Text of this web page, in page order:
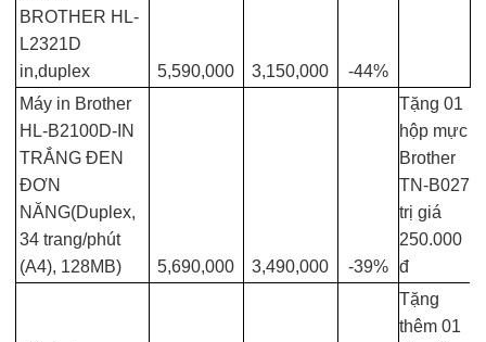
BROTHER HL-
L2321D
in,duplex
5,590,000 3,150,000
-44%
Máy in Brother
HL-B2100D-IN
TRẮNG ĐEN
ĐƠN
NĂNG(Duplex,
34 trang/phút
(A4), 128MB)
5,690,000 3,490,000 -39%
Tặng 01
hộp mực
Brother
TN-B027
trị giá
250.000
đ
Tặng
thêm 01